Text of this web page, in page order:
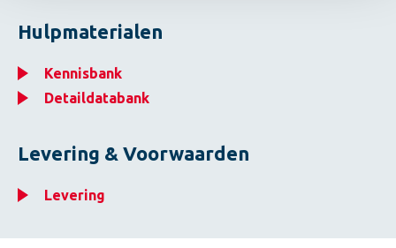
Hulpmaterialen
Kennisbank
Detaildatabank
Levering & Voorwaarden
Levering